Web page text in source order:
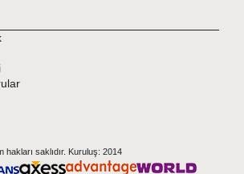
hakları saklıdır. Kuruluş: 2014